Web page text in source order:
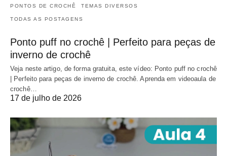
PONTOS DE CROCHÊ TEMAS DIVERSOS
TODAS AS POSTAGENS
Ponto puff no crochê | Perfeito para peças de
inverno de crochê
Veja neste artigo, de forma gratuita, este vídeo: Ponto puff no crochê
| Perfeito para peças de inverno de crochê. Aprenda em videoaula de
crochê…
17 de julho de 2026